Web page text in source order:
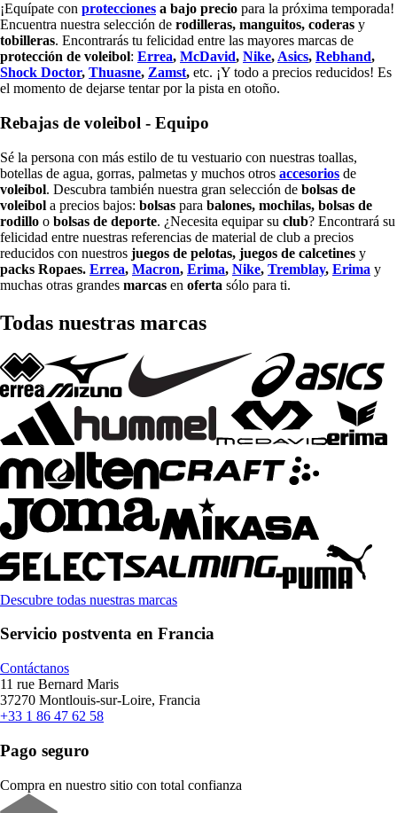
¡Equípate con protecciones a bajo precio para la próxima temporada!
Encuentra nuestra selección de rodilleras, manguitos, coderas y
tobilleras. Encontrarás tu felicidad entre las mayores marcas de
protección de voleibol: Errea, McDavid, Nike,Asics, Rebhand,
Shock Doctor, Thuasne, Zamst, etc. ¡Y todo a precios reducidos! Es
el momento de dejarse tentar por la pista en otoño.
Rebajas de voleibol - Equipo
Sé la persona con más estilo de tu vestuario con nuestras toallas,
botellas de agua, gorras, palmetas y muchos otros accesorios de
voleibol. Descubra también nuestra gran selección de bolsas de
voleibol a precios bajos: bolsas para balones, mochilas, bolsas de
rodillo o bolsas de deporte. ¿Necesita equipar su club? Encontrará su
felicidad entre nuestras referencias de material de club a precios
reducidos con nuestros juegos de pelotas, juegos de calcetines y
packs Ropaes. Errea, Macron, Erima, Nike, Tremblay, Erima y
muchas otras grandes marcas en oferta sólo para ti.
Todas nuestras marcas
Descubre todas nuestras marcas
Servicio postventa en Francia
Contáctanos
11 rue Bernard Maris
37270 Montlouis-sur-Loire, Francia
+33 1 86 47 62 58
Pago seguro
Compra en nuestro sitio con total confianza